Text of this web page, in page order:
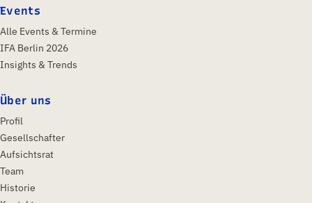
Events
Alle Events & Termine
IFA Berlin 2026
Insights & Trends
Über uns
Profil
Gesellschafter
Aufsichtsrat
Team
Historie